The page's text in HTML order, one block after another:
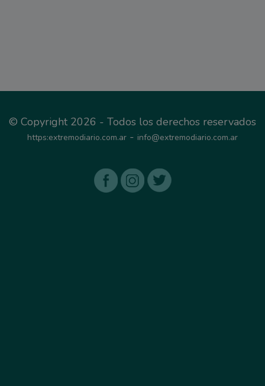
© Copyright 2026 - Todos los derechos reservados
https:extremodiario.com.ar - info@extremodiario.com.ar